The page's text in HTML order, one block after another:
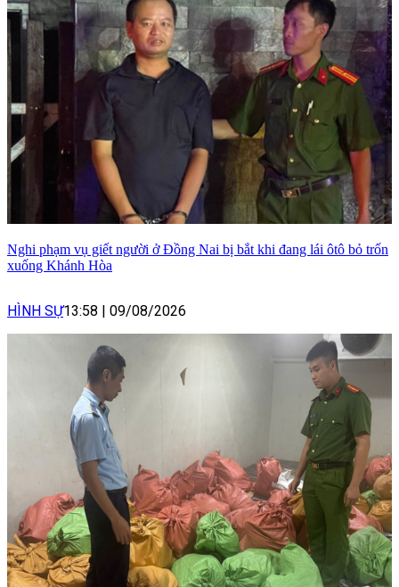
Nghi phạm vụ giết người ở Đồng Nai bị bắt khi đang lái ôtô bỏ trốn
xuống Khánh Hòa
HÌNH SỰ13:58 | 09/08/2026